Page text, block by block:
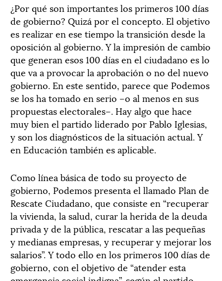
¿Por qué son importantes los primeros 100 días
de gobierno? Quizá por el concepto. El objetivo
es realizar en ese tiempo la transición desde la
oposición al gobierno. Y la impresión de cambio
que generan esos 100 días en el ciudadano es lo
que va a provocar la aprobación o no del nuevo
gobierno. En este sentido, parece que Podemos
se los ha tomado en serio –o al menos en sus
propuestas electorales–. Hay algo que hace
muy bien el partido liderado por Pablo Iglesias,
y son los diagnósticos de la situación actual. Y
en Educación también es aplicable.
Como línea básica de todo su proyecto de
gobierno, Podemos presenta el llamado Plan de
Rescate Ciudadano, que consiste en “recuperar
la vivienda, la salud, curar la herida de la deuda
privada y de la pública, rescatar a las pequeñas
y medianas empresas, y recuperar y mejorar los
salarios”. Y todo ello en los primeros 100 días de
gobierno, con el objetivo de “atender esta